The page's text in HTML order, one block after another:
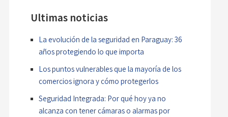
Ultimas noticias
La evolución de la seguridad en Paraguay: 36
años protegiendo lo que importa
Los puntos vulnerables que la mayoría de los
comercios ignora y cómo protegerlos
Seguridad Integrada: Por qué hoy ya no
alcanza con tener cámaras o alarmas por